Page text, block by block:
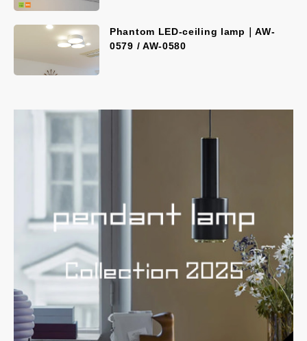
Phantom LED-ceiling lamp｜AW-
0579 / AW-0580